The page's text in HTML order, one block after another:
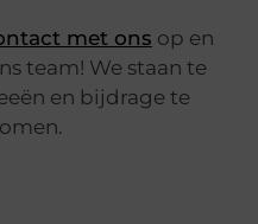
met ons op en
team! We staan te
en bijdrage te